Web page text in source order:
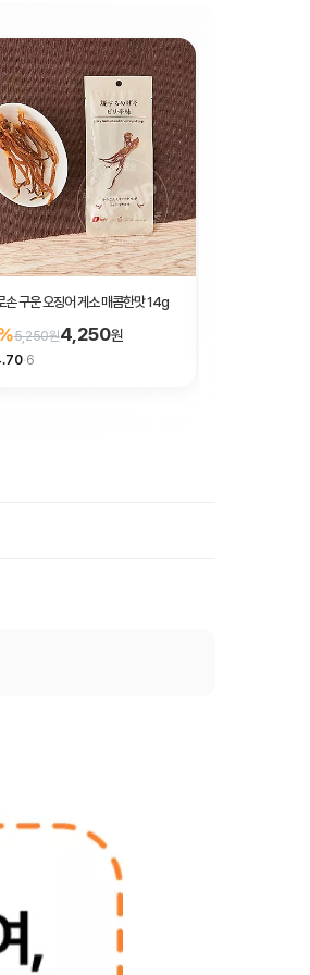
손 구운 오징어 게소 매콤한맛 14g
5,250원4,250원
·6